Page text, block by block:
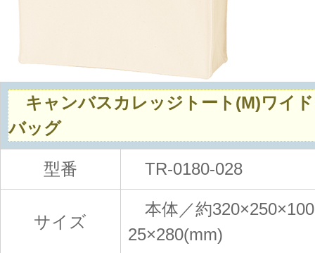
キャンバスカレッジトート(M)ワ
バッグ
型番 TR-0180-028
サイズ
本体／約
25×280(mm)